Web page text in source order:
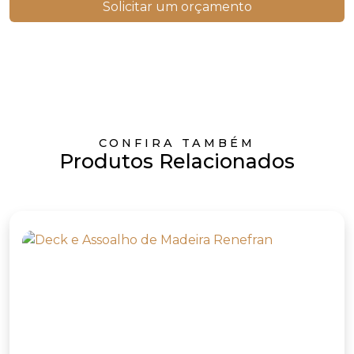
Solicitar um orçamento
CONFIRA TAMBÉM
Produtos Relacionados